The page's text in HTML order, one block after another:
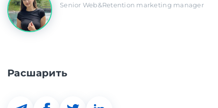
Senior Web&Retention marketing manager
Расшарить